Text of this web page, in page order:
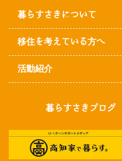
暮らすさきについて
移住を考えている方へ
活動紹介
暮らすさきブログ